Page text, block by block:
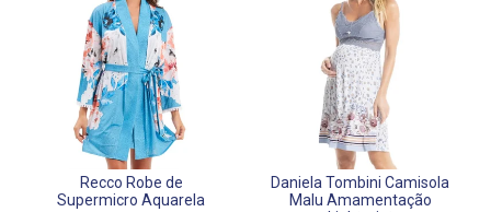
Recco Robe de
Supermicro Aquarela
Daniela Tombini Camisola
Malu Amamentação